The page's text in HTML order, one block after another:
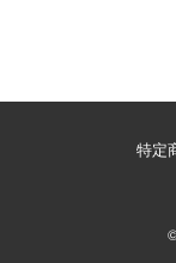
特定